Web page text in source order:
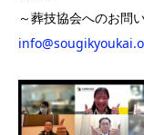
～葬技協会へのお問